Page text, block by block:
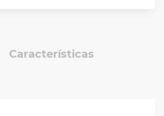
Características